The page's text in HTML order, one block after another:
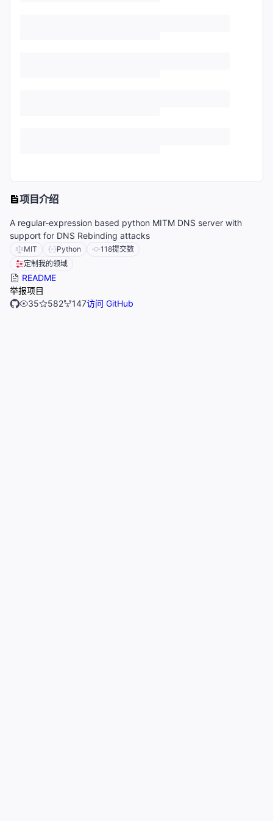
项目介绍
A regular-expression based python MITM DNS server with
support for DNS Rebinding attacks
MIT Python 118提交数
定制我的领域
README
举报项目
35
582 147访问 GitHub